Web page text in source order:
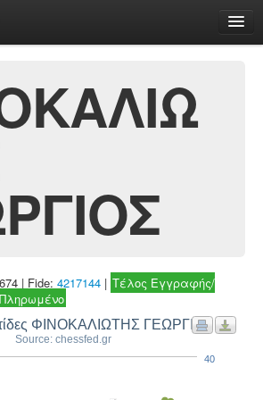
| Fide: 4217144 | Τέλος Εγγραφής/
ΦΙΝΟΚΑΛΙΩΤΗΣ ΓΕΩΡΓΙΟΣ
Source: chessfed.gr
40